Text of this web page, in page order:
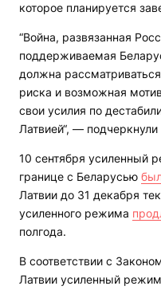
которое планируется
“Война, развязанная
поддерживаемая
должна
риска и возможная
свои усилия по
Латвией“, —
10 сентября усиленный
границе с Беларусью
Латвии до 31 декабря
усиленного режима
полгода.
В соответствии с
Латвии усиленный